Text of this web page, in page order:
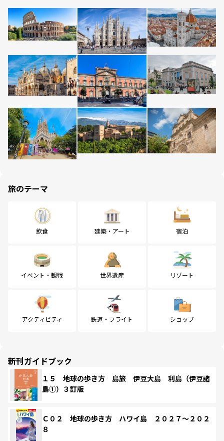
旅のテーマ
飲食 建築・アート 宿泊
イベント・観戦 世界遺産 リゾート
アクティビティ 鉄道・フライト ショップ
新刊ガイドブック
１５ 地球の歩き方 島旅 伊豆大島 利島（伊豆諸
島①）３訂版
Ｃ０２ 地球の歩き方 ハワイ島 ２０２７～２０２
８